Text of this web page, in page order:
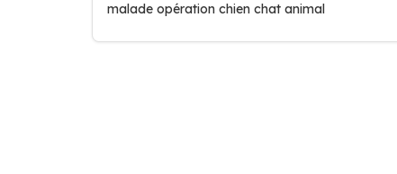
malade opération chien chat animal